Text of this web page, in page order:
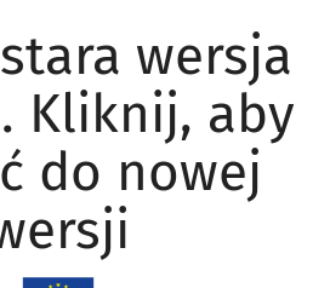
wersja
Kliknij, aby
do nowej